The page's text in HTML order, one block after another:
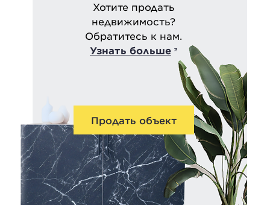
Хотите продать
недвижимость?
Обратитесь к нам.
Узнать больше
Продать объект